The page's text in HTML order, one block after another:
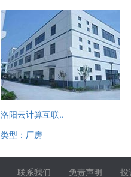
洛阳云计算互联..
类型：厂房
13520221780
联系我们 免责声明 投